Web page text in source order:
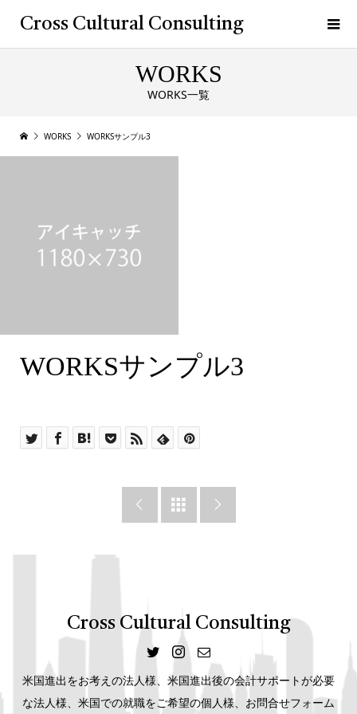
Cross Cultural Consulting
WORKS
WORKS一覧
WORKS WORKSサンプル3
desc
WORKSサンプル3
  
Cross Cultural Consulting
米国進出をお考えの法人様、米国進出後の会計サポートが必要
な法人様、米国での就職をご希望の個人様、お問合せフォーム